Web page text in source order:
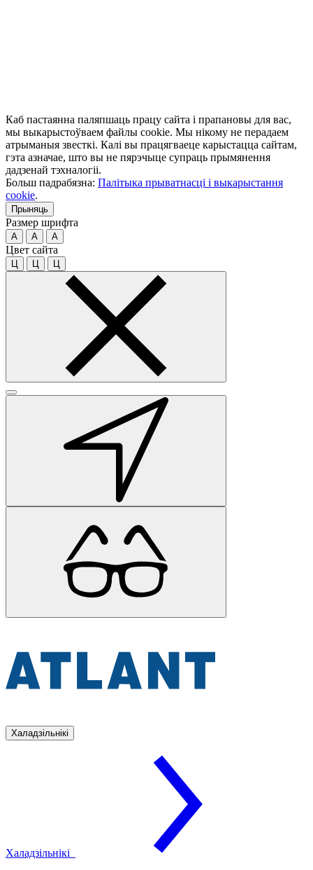
Каб пастаянна паляпшаць працу сайта і прапановы для вас,
мы выкарыстоўваем файлы cookie. Мы нікому не перадаем
атрыманыя звесткі. Калі вы працягваеце карыстацца сайтам,
гэта азначае, што вы не пярэчыце супраць прымянення
дадзенай тэхналогіі.
Больш падрабязна: Палітыка прыватнасці і выкарыстання
cookie.
Прыняць
Размер шрифта
A A A
Цвет сайта
Ц Ц Ц
Халадзільнікі
Халадзільнікі